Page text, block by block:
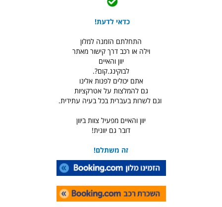
כדאי לדעת!
התחלתם הזמנה למלון
וילה או רכב דרך קישור מאתר
יוון והאיים
לבוקינג.קום?.
אתם יכולים לפנות אלינו
גם להמלצות על אטרקציות
וגם לשרות בעברית בכל בעיה עתידית.
יוון והאיים מפעיל צוות ביוון
דובר גם יוונית!
זה משתלם!